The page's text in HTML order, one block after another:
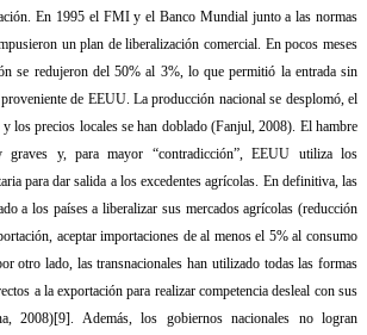
En 1995 el FMI y el Banco Mundial junto a las normas
un plan de liberalización comercial. En pocos meses
se redujeron del 50% al 3%, lo que permitió la entrada sin
de EEUU. La producción nacional se desplomó, el
los precios locales se han doblado (Fanjul, 2008). El hambre
graves y, para mayor “contradicción”, EEUU utiliza los
para dar salida a los excedentes agrícolas. En definitiva, las
a los países a liberalizar sus mercados agrícolas (reducción
aceptar importaciones de al menos el 5% al consumo
otro lado, las transnacionales han utilizado todas las formas
a la exportación para realizar competencia desleal con sus
2008)[9]. Además, los gobiernos nacionales no logran